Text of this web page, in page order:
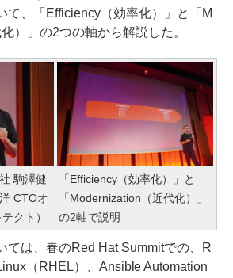
て、「Efficiency（効率化）」と「M
）」の2つの軸から解説した。
駒澤健
CTOオ
クト）
「Efficiency（効率化）」と
「Modernization（近代化）」
の2軸で説明
は、春のRed Hat Summitでの、R
（RHEL）、Ansible Automation